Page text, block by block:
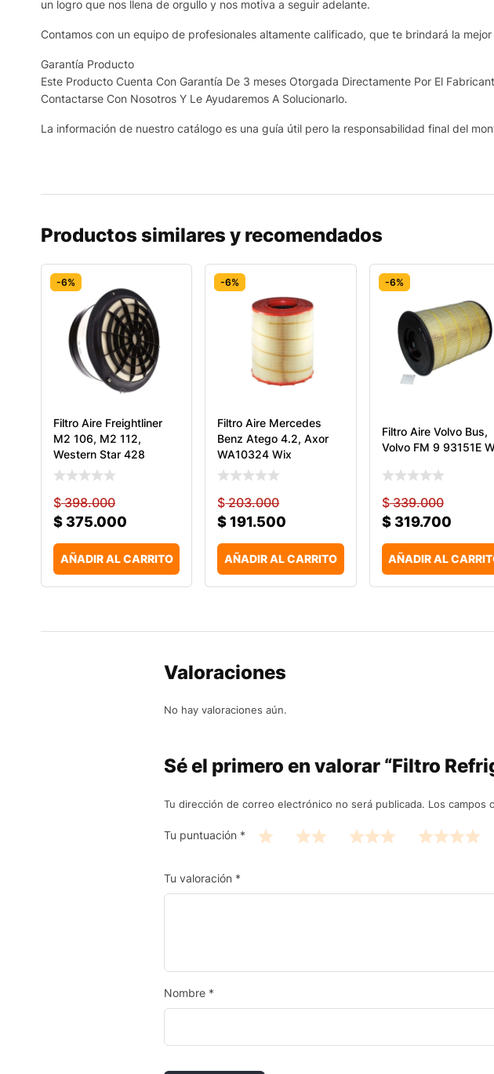
un logro que nos llena de orgullo y nos motiva a seguir adelante.
Contamos con un equipo de profesionales altamente calificado, que te brindará la
Garantía Producto
Este Producto Cuenta Con Garantía De 3 meses Otorgada Directamente Por El
Contactarse Con Nosotros Y Le Ayudaremos A Solucionarlo.
La información de nuestro catálogo es una guía útil pero la responsabilidad final del
Productos similares y recomendados
-6%
Filtro Aire Freightliner
M2 106, M2 112,
Western Star 428
$398.000
$375.000
AÑADIR AL CARRITO
-6%
Filtro Aire Mercedes
Benz Atego 4.2, Axor
WA10324 Wix
$203.000
$191.500
AÑADIR AL CARRITO
-6%
Filtro Aire Volvo Bus,
Volvo FM 9 93151E
$339.000
$319.700
AÑADIR AL
Valoraciones
No hay valoraciones aún.
Sé el primero en valorar “Filtro
Tu dirección de correo electrónico no será publicada. Los campos
Tu puntuación *
Tu valoración *
Nombre *